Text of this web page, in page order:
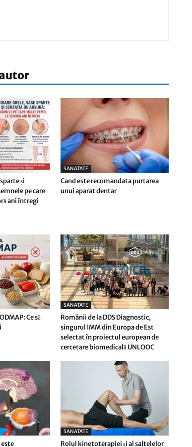
și
pe care
ani întregi
SANATATE
Cand este recomandata purtarea
unui aparat dentar
Ce să
SANATATE
Românii de la DDS Diagnostic,
singurul IMM din Europa de Est
selectat în proiectul european de
cercetare biomedicală UNLOOC
este
SANATATE
Rolul kinetoterapiei și al saltelelor